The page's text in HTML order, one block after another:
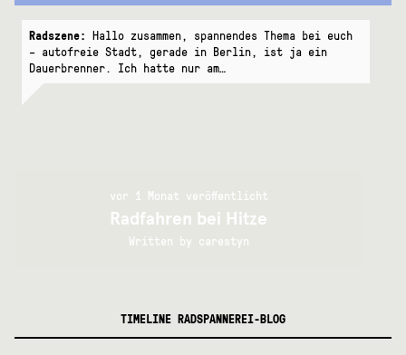
Radszene: Hallo zusammen, spannendes Thema bei euch
– autofreie Stadt, gerade in Berlin, ist ja ein
Dauerbrenner. Ich hatte nur am…
vor 1 Monat veröffentlicht
Radfahren bei Hitze
Written by carestyn
TIMELINE RADSPANNEREI-BLOG